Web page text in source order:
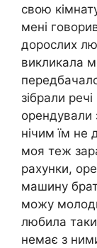
свою
мені
дорослих
викликала
зібрали
орендували
нічим їм не
моя теж
рахунки,
машину
можу
любила
немає з